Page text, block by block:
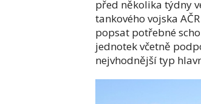
před několika týdny
tankového vojska
popsat potřebné
jednotek včetně
nejvhodnější typ